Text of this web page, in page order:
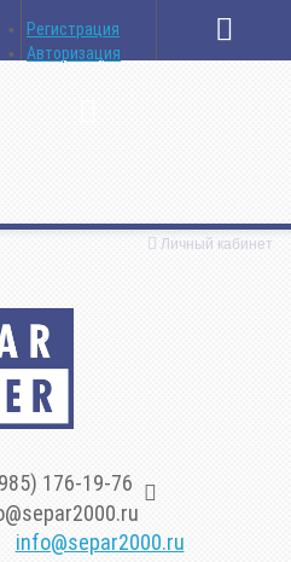
Личный кабинет
176-19-76
info@separ2000.ru
Регистрация
Авторизация